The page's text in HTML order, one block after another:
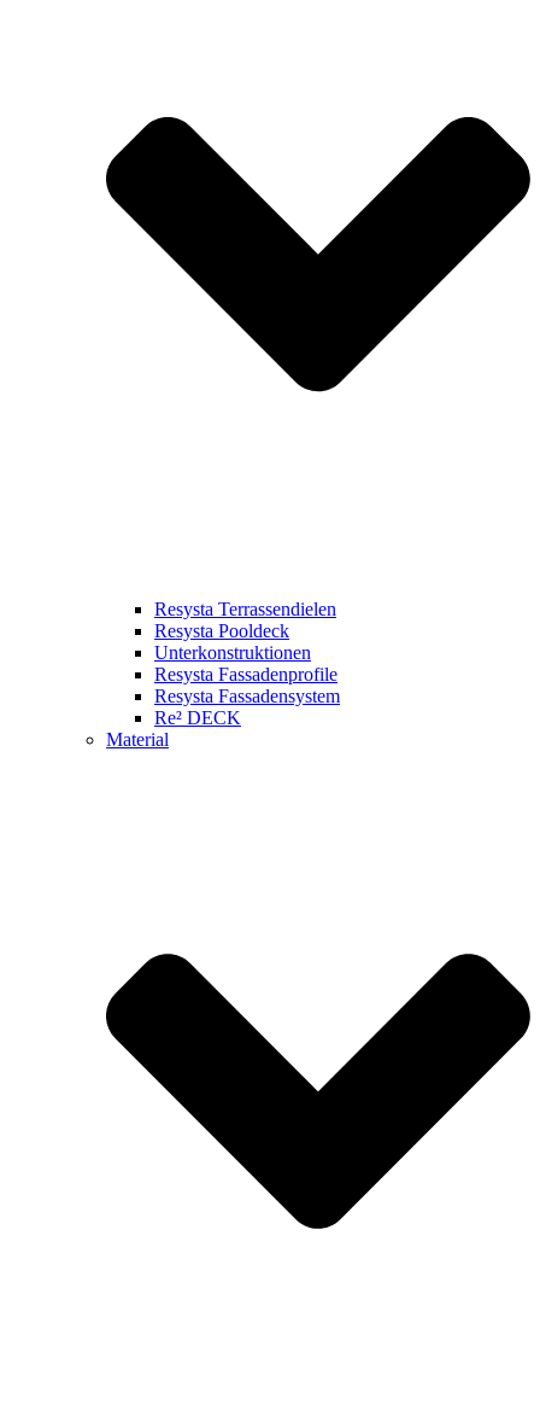
Resysta Terrassendielen
Resysta Pooldeck
Unterkonstruktionen
Resysta Fassadenprofile
Resysta Fassadensystem
Re² DECK
Material